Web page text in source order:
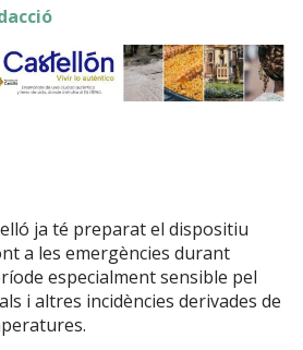
ja té preparat el dispositiu
a les emergències durant
especialment sensible pel
i altres incidències derivades de